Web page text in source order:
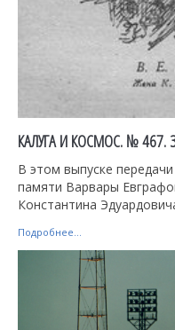
КАЛУГА И КОСМОС. № 467.
В этом выпуске
памяти Варвары
Константина
Подробнее...